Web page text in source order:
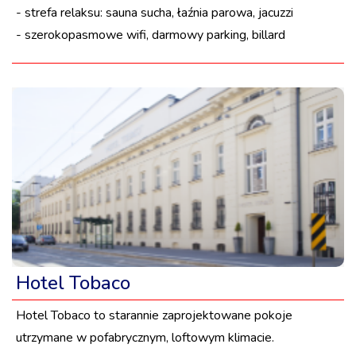
- strefa relaksu: sauna sucha, łaźnia parowa, jacuzzi
- szerokopasmowe wifi, darmowy parking, billard
Hotel Tobaco
Hotel Tobaco to starannie zaprojektowane pokoje
utrzymane w pofabrycznym, loftowym klimacie.